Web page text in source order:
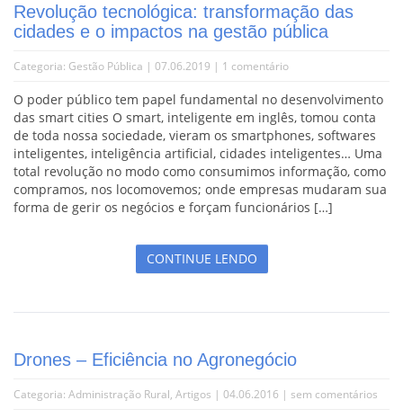
Revolução tecnológica: transformação das
cidades e o impactos na gestão pública
Categoria: Gestão Pública | 07.06.2019 | 1 comentário
O poder público tem papel fundamental no desenvolvimento
das smart cities O smart, inteligente em inglês, tomou conta
de toda nossa sociedade, vieram os smartphones, softwares
inteligentes, inteligência artificial, cidades inteligentes… Uma
total revolução no modo como consumimos informação, como
compramos, nos locomovemos; onde empresas mudaram sua
forma de gerir os negócios e forçam funcionários […]
CONTINUE LENDO
Drones – Eficiência no Agronegócio
Categoria: Administração Rural, Artigos | 04.06.2016 | sem comentários